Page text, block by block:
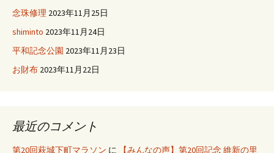
念珠修理 2023年11月25日
shiminto 2023年11月24日
平和記念公園 2023年11月23日
お財布 2023年11月22日
最近のコメント
第20回萩城下町マラソン に
【みんなの声】第20回記念 維新の里